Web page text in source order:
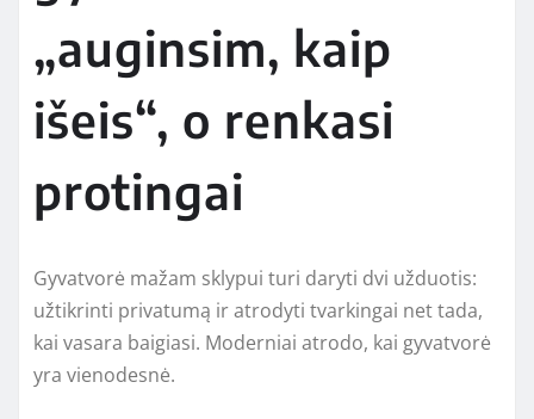
„auginsim, kaip
išeis“, o renkasi
protingai
Gyvatvorė mažam sklypui turi daryti dvi užduotis:
užtikrinti privatumą ir atrodyti tvarkingai net tada,
kai vasara baigiasi. Moderniai atrodo, kai gyvatvorė
yra vienodesnė.